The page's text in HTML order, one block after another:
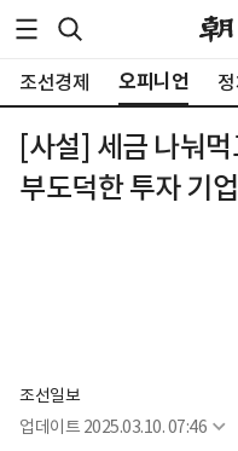
조선경제 오피니언
[사설] 세금 나눠
부도덕한 투자 기
조선일보
업데이트 2025.03.10. 07:46